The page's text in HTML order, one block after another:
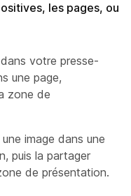
les pages, ou
votre presse-
une page,
zone de
image dans une
puis la partager
de présentation.